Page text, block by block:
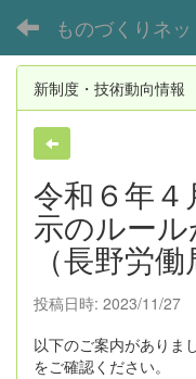
ものづくりネ
新制度・技術動向情報
令和６年
示のルー
（長野労働
投稿日時: 2023/11/27
以下のご案内がありま
をご確認ください。